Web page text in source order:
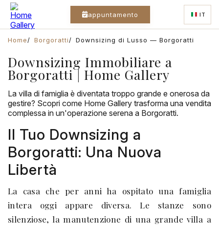
appuntamento IT
Home Borgoratti Downsizing di Lusso — Borgoratti
Downsizing Immobiliare a
Borgoratti | Home Gallery
La villa di famiglia è diventata troppo grande e onerosa da
gestire? Scopri come Home Gallery trasforma una vendita
complessa in un'operazione serena a Borgoratti.
Il Tuo Downsizing a
Borgoratti: Una Nuova
Libertà
La casa che per anni ha ospitato una famiglia
intera oggi appare diversa. Le stanze sono
silenziose, la manutenzione di una grande villa a